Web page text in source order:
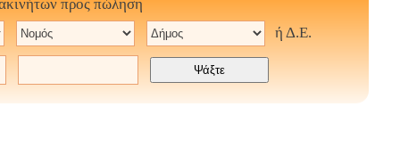
προς πώληση
ή Δ.Ε.